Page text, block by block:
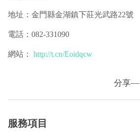
地址：金門縣金湖鎮下莊光武路22號
電話：082-331090
網站： http://t.cn/Eoidqcw
分享––
服務項目